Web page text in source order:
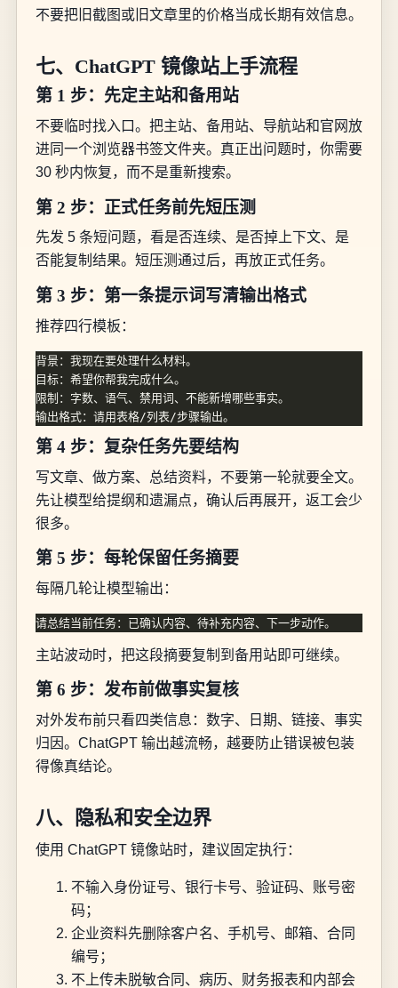
不要把旧截图或旧文章里的价格当成长期有效信息。
七、ChatGPT 镜像站上手流程
第 1 步：先定主站和备用站
不要临时找入口。把主站、备用站、导航站和官网放
进同一个浏览器书签文件夹。真正出问题时，你需要
30 秒内恢复，而不是重新搜索。
第 2 步：正式任务前先短压测
先发 5 条短问题，看是否连续、是否掉上下文、是
否能复制结果。短压测通过后，再放正式任务。
第 3 步：第一条提示词写清输出格式
推荐四行模板：
第 4 步：复杂任务先要结构
写文章、做方案、总结资料，不要第一轮就要全文。
先让模型给提纲和遗漏点，确认后再展开，返工会少
很多。
第 5 步：每轮保留任务摘要
每隔几轮让模型输出：
主站波动时，把这段摘要复制到备用站即可继续。
第 6 步：发布前做事实复核
对外发布前只看四类信息：数字、日期、链接、事实
归因。ChatGPT 输出越流畅，越要防止错误被包装
得像真结论。
八、隐私和安全边界
使用 ChatGPT 镜像站时，建议固定执行：
不输入身份证号、银行卡号、验证码、账号密
码；
企业资料先删除客户名、手机号、邮箱、合同
编号；
不上传未脱敏合同、病历、财务报表和内部会